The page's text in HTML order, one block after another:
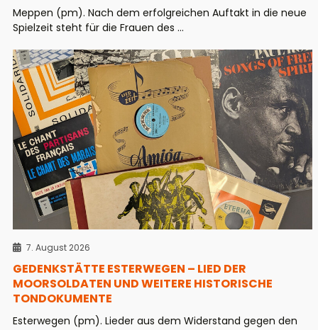
Meppen (pm). Nach dem erfolgreichen Auftakt in die neue
Spielzeit steht für die Frauen des ...
7. August 2026
GEDENKSTÄTTE ESTERWEGEN – LIED DER
MOORSOLDATEN UND WEITERE HISTORISCHE
TONDOKUMENTE
Esterwegen (pm). Lieder aus dem Widerstand gegen den